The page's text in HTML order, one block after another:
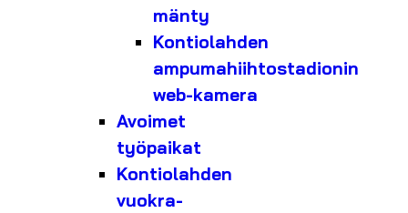
mänty
Kontiolahden
ampumahiihtostadionin
web-kamera
Avoimet
työpaikat
Kontiolahden
vuokra-